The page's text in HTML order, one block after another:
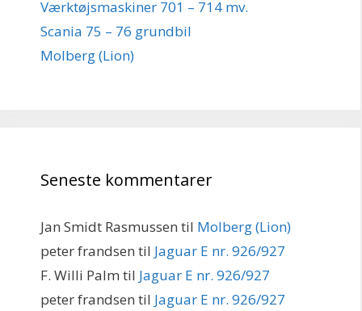
Værktøjsmaskiner 701 – 714 mv.
Scania 75 – 76 grundbil
Molberg (Lion)
Seneste kommentarer
Jan Smidt Rasmussen til Molberg (Lion)
peter frandsen til Jaguar E nr. 926/927
F. Willi Palm til Jaguar E nr. 926/927
peter frandsen til Jaguar E nr. 926/927